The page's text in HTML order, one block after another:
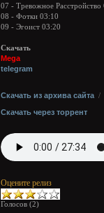
07 - Тревожное Расстройство
08 - Фотки 03:10
09 - Эгоист 03:20
Скачать
Mega
telegram
Скачать из архива сайта /
Скачать через торрент
Оцените релиз
Голосов (2)